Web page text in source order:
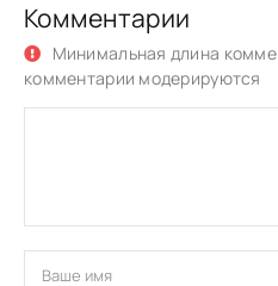
Комментарии
Минимальная длина
комментарии модерируются